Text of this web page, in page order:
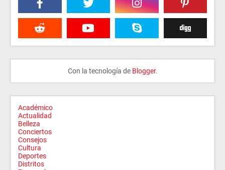
Con la tecnología de Blogger.
Académico
Actualidad
Belleza
Conciertos
Consejos
Cultura
Deportes
Distritos